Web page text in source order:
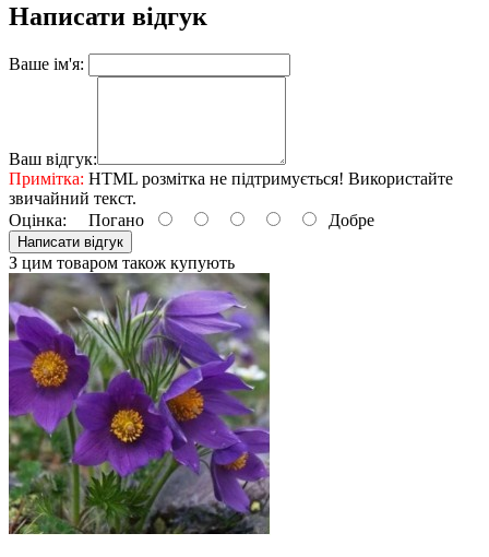
Написати відгук
Ваше ім'я:
Ваш відгук:
Примітка: HTML розмітка не підтримується! Використайте
звичайний текст.
Оцінка: Погано Добре
Написати відгук
З цим товаром також купують